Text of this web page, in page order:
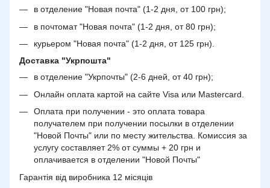
в отделение "Новая почта" (1-2 дня, от 100 грн);
в почтомат "Новая почта" (1-2 дня, от 80 грн);
курьером "Новая почта" (1-2 дня, от 125 грн).
Доставка "Укрпошта"
в отделение "Укрпочты" (2-6 дней, от 40 грн);
Онлайн оплата картой на сайте Visa или Mastercard.
Оплата при получении - это оплата товара
получателем при получении посылки в отделении
"Новой Почты" или по месту жительства. Комиссия за
услугу составляет 2% от суммы + 20 грн и
оплачивается в отделении "Новой Почты"
Гарантія від виробника 12 місяців